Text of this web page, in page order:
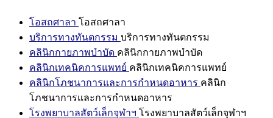
โอสถศาลา โอสถศาลา
บริการทางทันตกรรม บริการทางทันตกรรม
คลินิกกายภาพบำบัด คลินิกกายภาพบำบัด
คลินิกเทคนิคการแพทย์ คลินิกเทคนิคการแพทย์
คลินิกโภชนาการและการกำหนดอาหาร คลินิก
โภชนาการและการกำหนดอาหาร
โรงพยาบาลสัตว์เล็กจุฬาฯ โรงพยาบาลสัตว์เล็กจุฬาฯ